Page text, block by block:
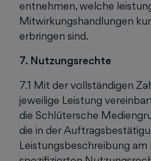
entnehmen, welche
Mitwirkungshandlungen
erbringen sind.
7. Nutzungsrechte
7.1 Mit der vollständigen
jeweilige Leistung
die Schlütersche
die in der
Leistungsbeschreibung am